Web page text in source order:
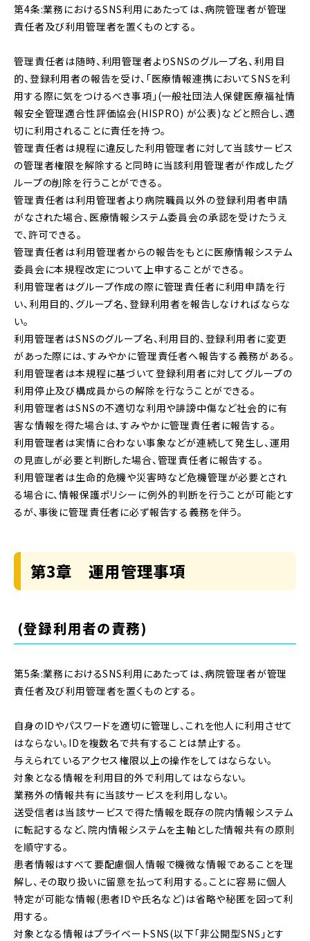
第4条:業務におけるSNS利用にあたっては、病院管理者が管理
責任者及び利用管理者を置くものとする。
管理責任者は随時、利用管理者よりSNSのグループ名、利用目
的、登録利用者の報告を受け、「医療情報連携においてSNSを利
用する際に気をつけるべき事項」(一般社団法人保健医療福祉情
報安全管理適合性評価協会(HISPRO) が公表)などと照合し、適
切に利用されることに責任を持つ。
管理責任者は規程に違反した利用管理者に対して当該サービス
の管理者権限を解除すると同時に当該利用管理者が作成したグ
ループの削除を行うことができる。
管理責任者は利用管理者より病院職員以外の登録利用者申請
がなされた場合、医療情報システム委員会の承認を受けたうえ
で、許可できる。
管理責任者は利用管理者からの報告をもとに医療情報システム
委員会に本規程改定について上申することができる。
利用管理者はグループ作成の際に管理責任者に利用申請を行
い、利用目的、グループ名、登録利用者を報告しなければならな
い。
利用管理者はSNSのグループ名、利用目的、登録利用者に変更
があった際には、すみやかに管理責任者へ報告する義務がある。
利用管理者は本規程に基づいて登録利用者に対してグループの
利用停止及び構成員からの解除を行なうことができる。
利用管理者はSNSの不適切な利用や誹謗中傷など社会的に有
害な情報を得た場合は、すみやかに管理責任者に報告する。
利用管理者は実情に合わない事象などが連続して発生し、運用
の見直しが必要と判断した場合、管理責任者に報告する。
利用管理者は生命的危機や災害時など危機管理が必要とされ
る場合に、情報保護ポリシーに例外的判断を行うことが可能とす
るが、事後に管理責任者に必ず報告する義務を伴う。
第3章 運用管理事項
(登録利用者の責務)
第5条:業務におけるSNS利用にあたっては、病院管理者が管理
責任者及び利用管理者を置くものとする。
自身のIDやパスワードを適切に管理し、これを他人に利用させて
はならない。IDを複数名で共有することは禁止する。
与えられているアクセス権限以上の操作をしてはならない。
対象となる情報を利用目的外で利用してはならない。
業務外の情報共有に当該サービスを利用しない。
送受信者は当該サービスで得た情報を既存の院内情報システム
に転記するなど、院内情報システムを主軸とした情報共有の原則
を順守する。
患者情報はすべて要配慮個人情報で機微な情報であることを理
解し、その取り扱いに留意を払って利用する。ことに容易に個人
特定が可能な情報(患者IDや氏名など)は省略や秘匿を図って利
用する。
対象となる情報はプライベートSNS(以下「非公開型SNS」とす